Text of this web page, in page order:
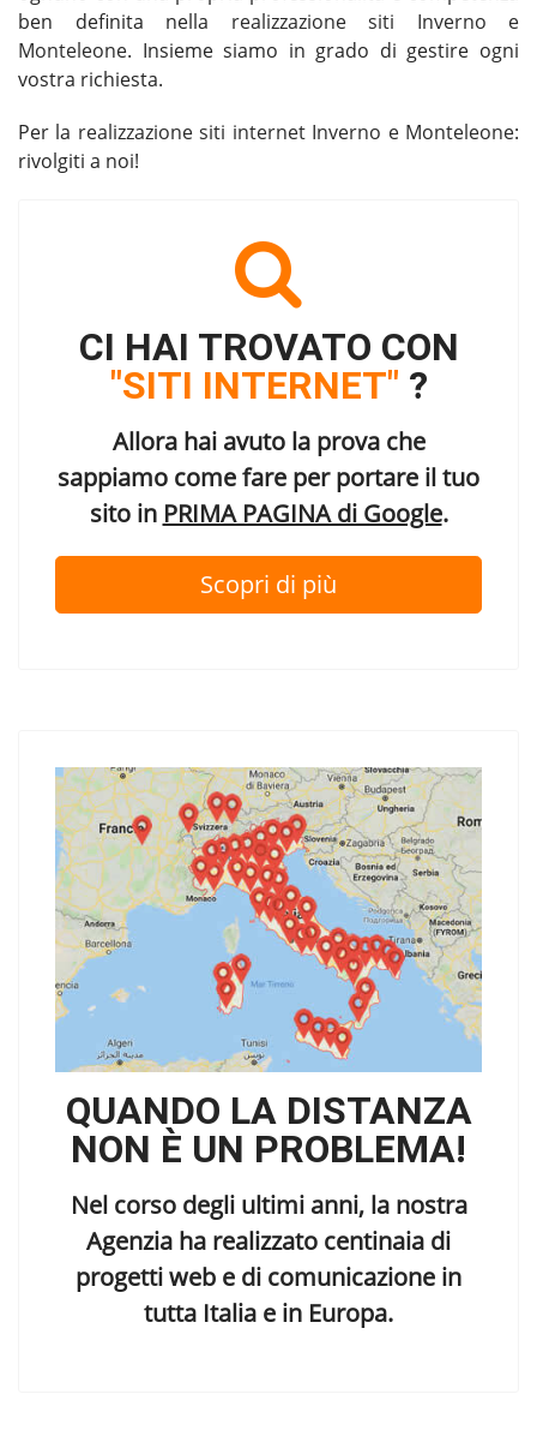
ben definita nella realizzazione siti Inverno e
Monteleone. Insieme siamo in grado di gestire ogni
vostra richiesta.
Per la realizzazione siti internet Inverno e Monteleone:
rivolgiti a noi!
CI HAI TROVATO CON
"SITI INTERNET" ?
Allora hai avuto la prova che
sappiamo come fare per portare il tuo
sito in PRIMA PAGINA di Google.
Scopri di più
QUANDO LA DISTANZA
NON È UN PROBLEMA!
Nel corso degli ultimi anni, la nostra
Agenzia ha realizzato centinaia di
progetti web e di comunicazione in
tutta Italia e in Europa.